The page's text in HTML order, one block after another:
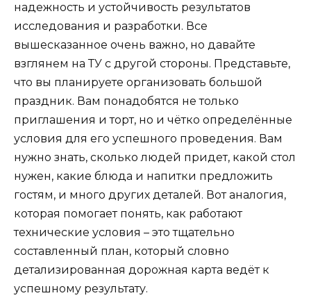
надежность и устойчивость результатов
исследования и разработки. Все
вышесказанное очень важно, но давайте
взглянем на ТУ с другой стороны. Представьте,
что вы планируете организовать большой
праздник. Вам понадобятся не только
приглашения и торт, но и чётко определённые
условия для его успешного проведения. Вам
нужно знать, сколько людей придет, какой стол
нужен, какие блюда и напитки предложить
гостям, и много других деталей. Вот аналогия,
которая помогает понять, как работают
технические условия – это тщательно
составленный план, который словно
детализированная дорожная карта ведёт к
успешному результату.